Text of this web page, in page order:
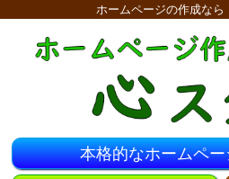
ホームページの作成なら
本格的なホームペ